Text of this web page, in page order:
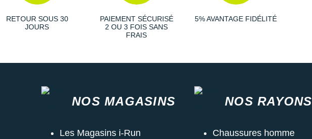
RETOUR SOUS 30
JOURS
PAIEMENT SÉCURISÉ
2 OU 3 FOIS SANS
FRAIS
5% AVANTAGE FIDÉLITÉ
NOS MAGASINS
Les Magasins i-Run
NOS RAYONS
Chaussures homme